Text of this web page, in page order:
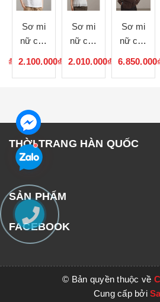
Sơ mi
nữ cao
2.100.000₫
Sơ mi
nữ cao
2.010.000₫
Sơ mi
nữ cao
THỜI TRANG HÀN QUỐC
SẢN PHẨM
FACEBOOK
© Bản quyền thuộc về
Cung cấp bởi